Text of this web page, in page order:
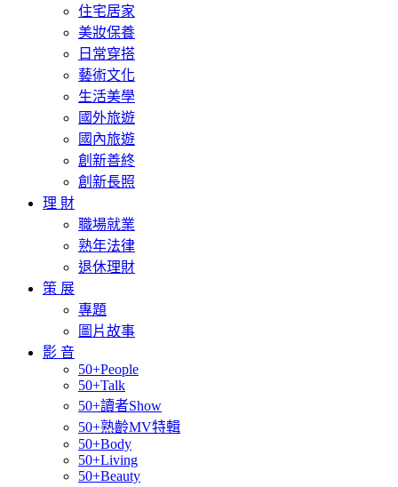
住宅居家
美妝保養
日常穿搭
藝術文化
生活美學
國外旅遊
國內旅遊
創新善終
創新長照
理 財
職場就業
熟年法律
退休理財
策 展
專題
圖片故事
影 音
50+People
50+Talk
50+讀者Show
50+熟齡MV特輯
50+Body
50+Living
50+Beauty